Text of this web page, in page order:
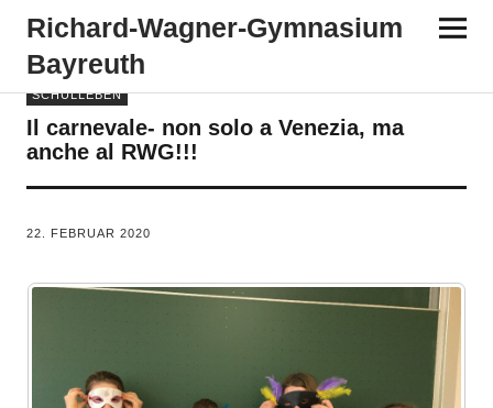
Richard-​​Wagner-​​Gymnasium
Bayreuth
SCHULLEBEN
Il carnevale- non solo a Venezia, ma
anche al RWG!!!
22. FEBRUAR 2020